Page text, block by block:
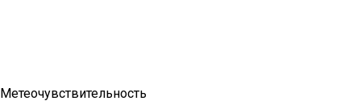
Метеочувствительность